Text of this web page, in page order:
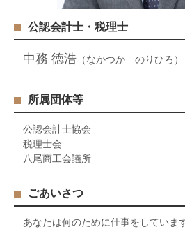
公認会計士・税理士
中務 徳浩（なかつか のりひろ）
所属団体等
公認会計士協会
税理士会
八尾商工会議所
ごあいさつ
あなたは何のために仕事をしていま